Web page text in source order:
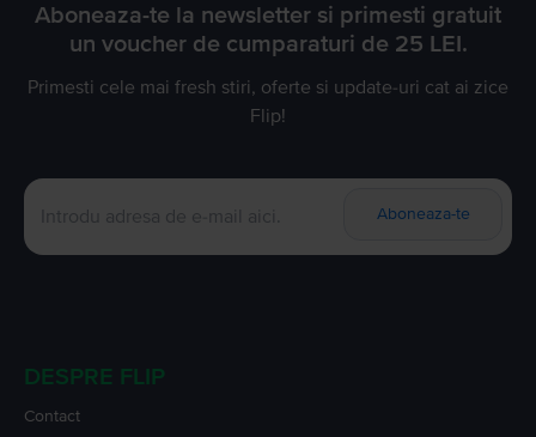
Aboneaza-te la newsletter si primesti gratuit
un voucher de cumparaturi de 25 LEI.
Primesti cele mai fresh stiri, oferte si update-uri cat ai zice
Flip!
Aboneaza-te
DESPRE FLIP
Contact